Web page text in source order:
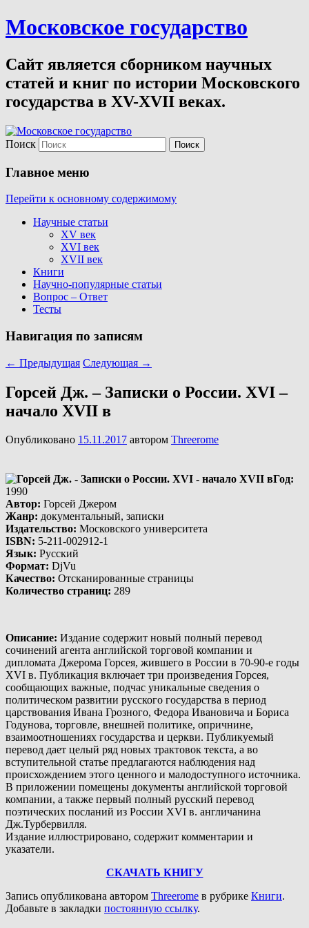
Московское государство
Сайт является сборником научных
статей и книг по истории Московского
государства в XV-XVII веках.
Поиск
Главное меню
Перейти к основному содержимому
Научные статьи
XV век
XVI век
XVII век
Книги
Научно-популярные статьи
Вопрос – Ответ
Тесты
Навигация по записям
← Предыдущая Следующая →
Горсей Дж. – Записки о России. XVI –
начало XVII в
Опубликовано 15.11.2017 автором Threerome
Год:
1990
Автор: Горсей Джером
Жанр: документальный, записки
Издательство: Московского университета
ISBN: 5-211-002912-1
Язык: Русский
Формат: DjVu
Качество: Отсканированные страницы
Количество страниц: 289
Описание: Издание содержит новый полный перевод
сочинений агента английской торговой компании и
дипломата Джерома Горсея, жившего в России в 70-90-е годы
XVI в. Публикация включает три произведения Горсея,
сообщающих важные, подчас уникальные сведения о
политическом развитии русского государства в период
царствования Ивана Грозного, Федора Ивановича и Бориса
Годунова, торговле, внешней политике, опричнине,
взаимоотношениях государства и церкви. Публикуемый
перевод дает целый ряд новых трактовок текста, а во
вступительной статье предлагаются наблюдения над
происхождением этого ценного и малодоступного источника.
В приложении помещены документы английской торговой
компании, а также первый полный русский перевод
поэтических посланий из России XVI в. англичанина
Дж.Турбервилля.
Издание иллюстрировано, содержит комментарии и
указатели.
СКАЧАТЬ КНИГУ
Запись опубликована автором Threerome в рубрике Книги.
Добавьте в закладки постоянную ссылку.